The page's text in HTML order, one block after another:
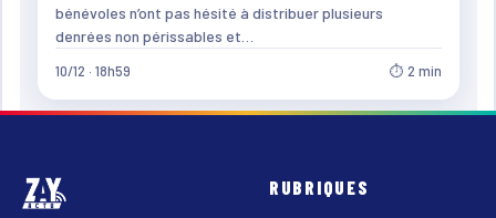
bénévoles n’ont pas hésité à distribuer plusieurs
denrées non périssables et…
10/12 · 18h59 ⏱ 2 min
RUBRIQUES